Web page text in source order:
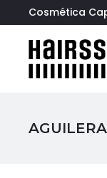
Cosmética